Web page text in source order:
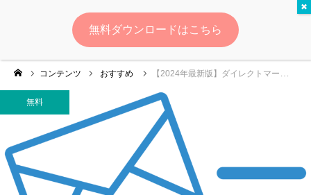
無料
コンテンツ おすすめ 【2024年最新版】ダイレクトマーケティング徹底解剖！～メリット・デメリットから課題、成功事例まで全網羅～
無料
ログイン 会員登録
ゆいマーケとは？
実績・お客様の声
無料診断
無料ダウンロードはこちら